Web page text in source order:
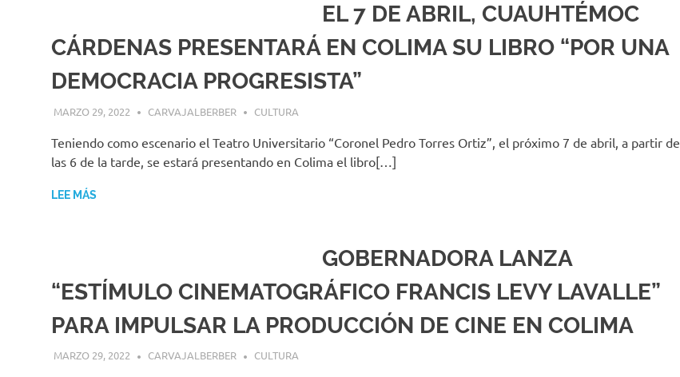
EL 7 DE ABRIL, CUAUHTÉMOC
CÁRDENAS PRESENTARÁ EN COLIMA SU LIBRO “POR UNA
DEMOCRACIA PROGRESISTA”
MARZO 29, 2022 CARVAJALBERBER CULTURA
Teniendo como escenario el Teatro Universitario “Coronel Pedro Torres Ortiz”, el próximo 7 de abril, a partir de
las 6 de la tarde, se estará presentando en Colima el libro[…]
LEE MÁS
GOBERNADORA LANZA
“ESTÍMULO CINEMATOGRÁFICO FRANCIS LEVY LAVALLE”
PARA IMPULSAR LA PRODUCCIÓN DE CINE EN COLIMA
MARZO 29, 2022 CARVAJALBERBER CULTURA